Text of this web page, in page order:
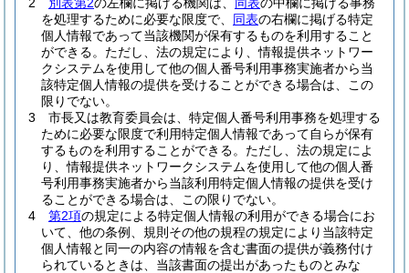
を処理するために必要な限度で、 同表の右欄に掲げる特定
個人情報であって当該機関が保有するものを利用すること
ができる。 ただし、法の規定により、情報提供ネットワー
クシステムを使用して他の個人番号利用事務実施者から当
該特定個人情報の提供を受けることができる場合は、この
限りでない。
3
市長又は教育委員会は、特定個人番号利用事務を処理する
ために必要な限度で利用特定個人情報であって自らが保有
するものを利用することができる。 ただし、法の規定によ
り、情報提供ネットワークシステムを使用して他の個人番
号利用事務実施者から当該利用特定個人情報の提供を受け
ることができる場合は、この限りでない。
4
第2項の規定による特定個人情報の利用ができる場合にお
いて、他の条例、規則その他の規程の規定により当該特定
個人情報と同一の内容の情報を含む書面の提供が義務付け
られているときは、当該書面の提出があったものとみな